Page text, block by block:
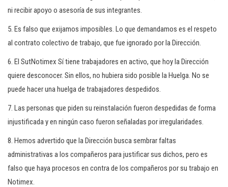
ni recibir apoyo o asesoría de sus integrantes.
5. Es falso que exijamos imposibles. Lo que demandamos es el respeto
al contrato colectivo de trabajo, que fue ignorado por la Dirección.
6. El SutNotimex Sí tiene trabajadores en activo, que hoy la Dirección
quiere desconocer. Sin ellos, no hubiera sido posible la Huelga. No se
puede hacer una huelga de trabajadores despedidos.
7. Las personas que piden su reinstalación fueron despedidas de forma
injustificada y en ningún caso fueron señaladas por irregularidades.
8. Hemos advertido que la Dirección busca sembrar faltas
administrativas a los compañeros para justificar sus dichos, pero es
falso que haya procesos en contra de los compañeros por su trabajo en
Notimex.